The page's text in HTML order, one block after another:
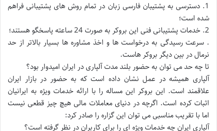
1. دسترسی به پشتیبان فارسی زبان در تمام روش های پشتیبانی فراهم
شده است؛
2. خدمات پشتیبانی فنی این بروکر به صورت 24 ساعته پاسخگو هستند؛
. سرعت رسیدگی به درخواست ها و اخذ مشاوره ها بسیار بالاتر از حد
نرمال در بین دیگر بروکر هاست.
تا چه حد می توان به حضور بلند مدت آلپاری در ایران امیدوار بود؟
آلپاری همیشه در عمل نشان داده است که به حضور در بازار ایران
علاقمند است. این بروکر این مساله را با ارائه خدمات ویژه به ایرانیان
اثبات کرده است. اگرچه در دنیای معاملات مالی هیچ چیز قطعی نیست
اما با تقریب مناسبی می توان این گزاره را صادر کرد:
آلپاری ایران چه خدمات ویژه ای را برای کاربران در نظر گرفته است؟